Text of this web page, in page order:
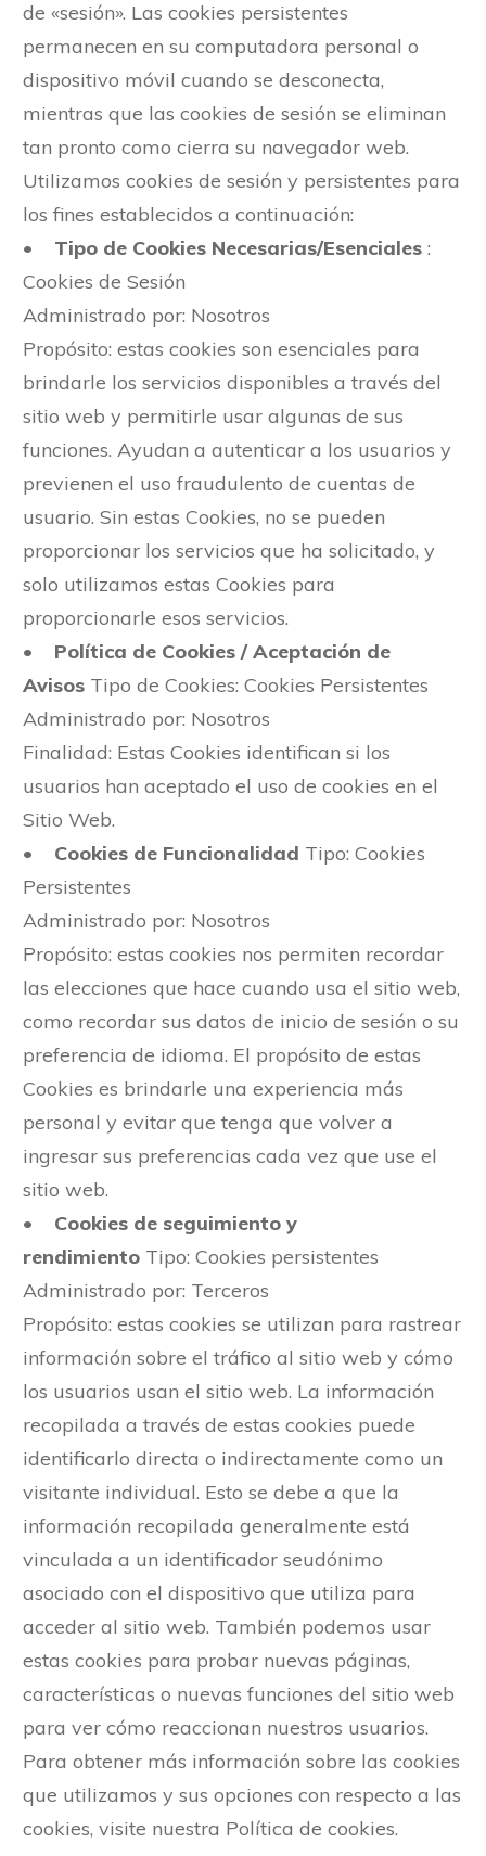
de «sesión». Las cookies persistentes
permanecen en su computadora personal o
dispositivo móvil cuando se desconecta,
mientras que las cookies de sesión se eliminan
tan pronto como cierra su navegador web.
Utilizamos cookies de sesión y persistentes para
los fines establecidos a continuación:
• Tipo de Cookies Necesarias/Esenciales :
Cookies de Sesión
Administrado por: Nosotros
Propósito: estas cookies son esenciales para
brindarle los servicios disponibles a través del
sitio web y permitirle usar algunas de sus
funciones. Ayudan a autenticar a los usuarios y
previenen el uso fraudulento de cuentas de
usuario. Sin estas Cookies, no se pueden
proporcionar los servicios que ha solicitado, y
solo utilizamos estas Cookies para
proporcionarle esos servicios.
• Política de Cookies / Aceptación de
Avisos Tipo de Cookies: Cookies Persistentes
Administrado por: Nosotros
Finalidad: Estas Cookies identifican si los
usuarios han aceptado el uso de cookies en el
Sitio Web.
• Cookies de Funcionalidad Tipo: Cookies
Persistentes
Administrado por: Nosotros
Propósito: estas cookies nos permiten recordar
las elecciones que hace cuando usa el sitio web,
como recordar sus datos de inicio de sesión o su
preferencia de idioma. El propósito de estas
Cookies es brindarle una experiencia más
personal y evitar que tenga que volver a
ingresar sus preferencias cada vez que use el
sitio web.
• Cookies de seguimiento y
rendimiento Tipo: Cookies persistentes
Administrado por: Terceros
Propósito: estas cookies se utilizan para rastrear
información sobre el tráfico al sitio web y cómo
los usuarios usan el sitio web. La información
recopilada a través de estas cookies puede
identificarlo directa o indirectamente como un
visitante individual. Esto se debe a que la
información recopilada generalmente está
vinculada a un identificador seudónimo
asociado con el dispositivo que utiliza para
acceder al sitio web. También podemos usar
estas cookies para probar nuevas páginas,
características o nuevas funciones del sitio web
para ver cómo reaccionan nuestros usuarios.
Para obtener más información sobre las cookies
que utilizamos y sus opciones con respecto a las
cookies, visite nuestra Política de cookies.